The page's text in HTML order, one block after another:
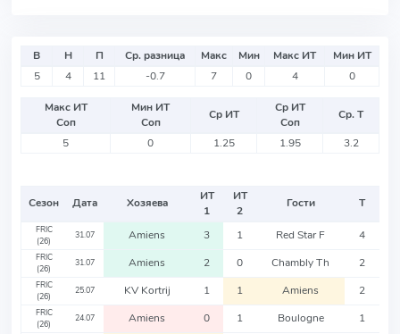
В Н П Ср. разница Макс Мин Макс ИТ
Мин ИТ
5
4 11 -0.7 7 0 4 0
Макс ИТ
Соп
Мин ИТ
Соп
Ср ИТ
Ср ИТ
Соп
Ср. Т
5
0 1.25 1.95 3.2
Сезон Дата Хозяева
ИТ
1
ИТ
2
Гости Т
FRIC
(26)
31.07 Amiens 3 1 Red Star F 4
FRIC
(26)
31.07 Amiens 2 0 Chambly Th 2
FRIC
(26)
25.07 KV Kortrij 1 1 Amiens 2
FRIC
(26)
24.07 Amiens 0 1 Boulogne 1